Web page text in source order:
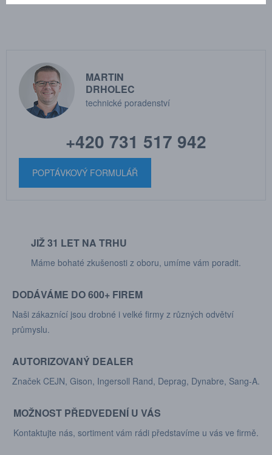
MARTIN
DRHOLEC
technické poradenství
+420 731 517 942
POPTÁVKOVÝ FORMULÁŘ
JIŽ 31 LET NA TRHU
Máme bohaté zkušenosti z oboru, umíme vám poradit.
DODÁVÁME DO 600+ FIREM
Naši zákaznící jsou drobné i velké firmy z různých odvětví
průmyslu.
AUTORIZOVANÝ DEALER
Značek CEJN, Gison, Ingersoll Rand, Deprag, Dynabre, Sang-A.
MOŽNOST PŘEDVEDENÍ U VÁS
Kontaktujte nás, sortiment vám rádi představíme u vás ve firmě.